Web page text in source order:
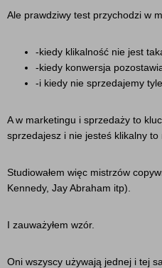
Ale prawdziwy test przychodzi w
-kiedy klikalność nie jest
-kiedy konwersja
-i kiedy nie sprzedajemy
A w marketingu i sprzedaży to
sprzedajesz i nie jesteś klikalny to
Studiowałem więc mistrzów
Kennedy, Jay Abraham itp).
I zauważyłem wzór.
Oni wszyscy używają jednej i tej